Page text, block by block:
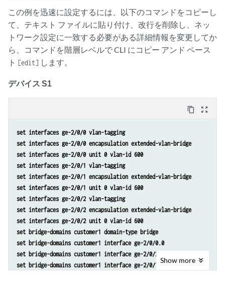
この例を迅速に設定するには、以下のコマンドをコピーし
て、テキスト ファイルに貼り付け、改行を削除し、ネッ
トワーク設定に一致する必要がある詳細情報を変更してか
ら、コマンドを階層レベルで CLI にコピー アンド ペース
ト [edit] します。
デバイス S1
content_copy zoom_out_map
set interfaces ge-2/0/0 vlan-tagging
set interfaces ge-2/0/0 encapsulation extended-vlan-bridge
set interfaces ge-2/0/0 unit 0 vlan-id 600
set interfaces ge-2/0/1 vlan-tagging
set interfaces ge-2/0/1 encapsulation extended-vlan-bridge
set interfaces ge-2/0/1 unit 0 vlan-id 600
set interfaces ge-2/0/2 vlan-tagging
set interfaces ge-2/0/2 encapsulation extended-vlan-bridge
set interfaces ge-2/0/2 unit 0 vlan-id 600
set bridge-domains customer1 domain-type bridge
set bridge-domains customer1 interface ge-2/0/0.0
set bridge-domains customer1 interface ge-2/0/2.0
set bridge-domains customer1 interface ge-2/0/1.0
Show more